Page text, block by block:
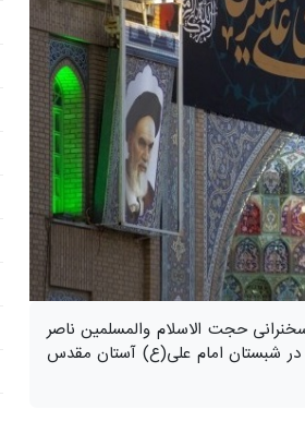
حجت الاسلام والمسلمین ناصر
شبستان امام علی(ع) آستان مقدس